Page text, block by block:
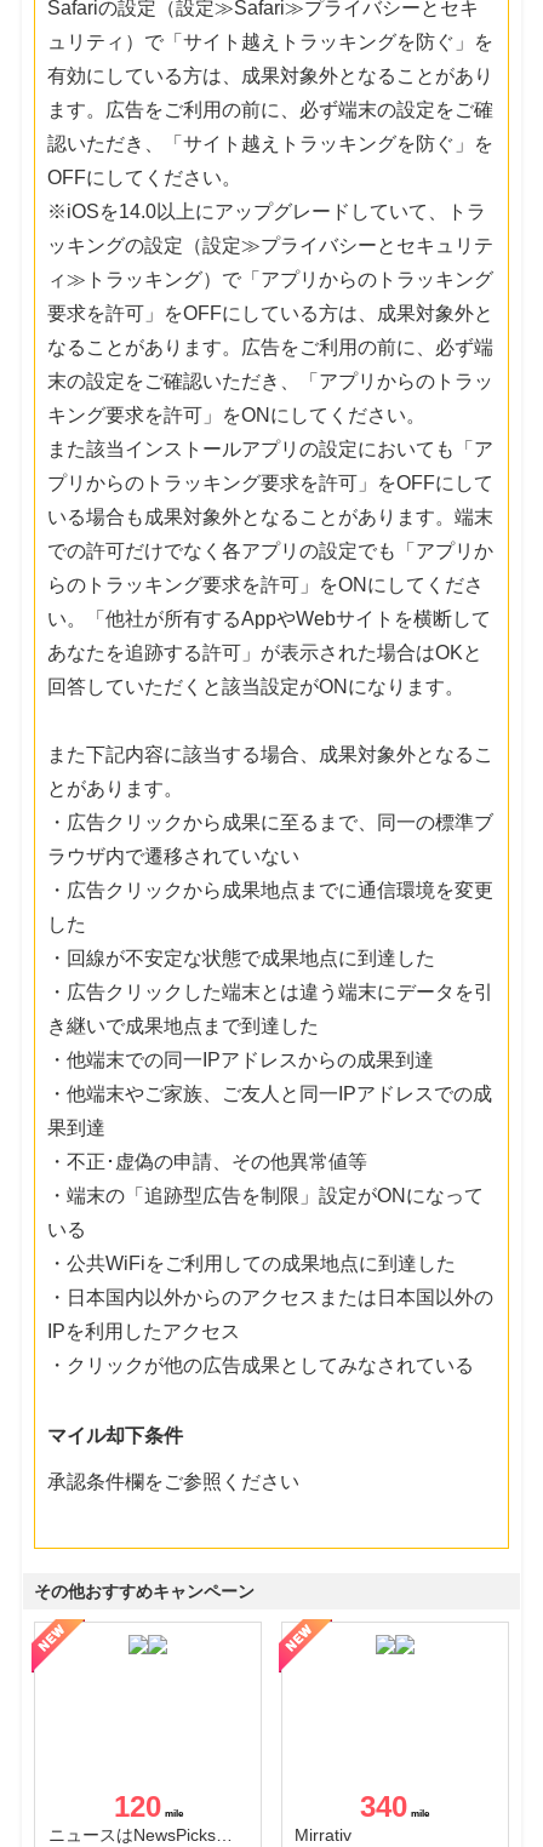
Safariの設定（設定≫Safari≫プライバシーとセキ
ュリティ）で「サイト越えトラッキングを防ぐ」を
有効にしている方は、成果対象外となることがあり
ます。広告をご利用の前に、必ず端末の設定をご確
認いただき、「サイト越えトラッキングを防ぐ」を
OFFにしてください。
※iOSを14.0以上にアップグレードしていて、トラ
ッキングの設定（設定≫プライバシーとセキュリテ
ィ≫トラッキング）で「アプリからのトラッキング
要求を許可」をOFFにしている方は、成果対象外と
なることがあります。広告をご利用の前に、必ず端
末の設定をご確認いただき、「アプリからのトラッ
キング要求を許可」をONにしてください。
また該当インストールアプリの設定においても「ア
プリからのトラッキング要求を許可」をOFFにして
いる場合も成果対象外となることがあります。端末
での許可だけでなく各アプリの設定でも「アプリか
らのトラッキング要求を許可」をONにしてくださ
い。「他社が所有するAppやWebサイトを横断して
あなたを追跡する許可」が表示された場合はOKと
回答していただくと該当設定がONになります。
また下記内容に該当する場合、成果対象外となるこ
とがあります。
・広告クリックから成果に至るまで、同一の標準ブ
ラウザ内で遷移されていない
・広告クリックから成果地点までに通信環境を変更
した
・回線が不安定な状態で成果地点に到達した
・広告クリックした端末とは違う端末にデータを引
き継いで成果地点まで到達した
・他端末での同一IPアドレスからの成果到達
・他端末やご家族、ご友人と同一IPアドレスでの成
果到達
・不正･虚偽の申請、その他異常値等
・端末の「追跡型広告を制限」設定がONになって
いる
・公共WiFiをご利用しての成果地点に到達した
・日本国内以外からのアクセスまたは日本国以外の
IPを利用したアクセス
・クリックが他の広告成果としてみなされている
マイル却下条件
承認条件欄をご参照ください
その他おすすめキャンペーン
120
ニュースはNewsPicks｜経済ニュース・就活・ビジネス
340
Mirrativ